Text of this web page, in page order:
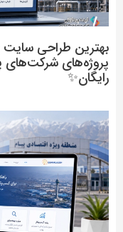
پروژه‌های شرکت‌های
رایگان✨